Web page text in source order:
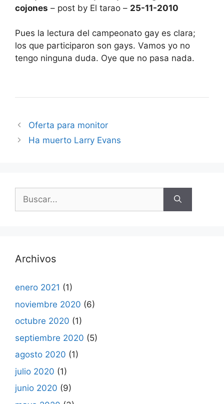
cojones – post by El tarao – 25-11-2010
Pues la lectura del campeonato gay es clara;
los que participaron son gays. Vamos yo no
tengo ninguna duda. Oye que no pasa nada.
Oferta para monitor
Ha muerto Larry Evans
Buscar:
Archivos
enero 2021 (1)
noviembre 2020 (6)
octubre 2020 (1)
septiembre 2020 (5)
agosto 2020 (1)
julio 2020 (1)
junio 2020 (9)